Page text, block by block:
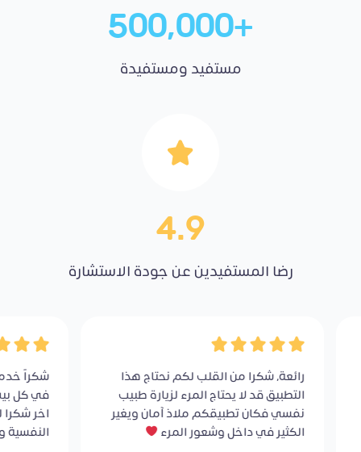
+500,000
مستفيد ومستفيدة
4.9
رضا المستفيدين عن جودة الاستشارة
رائعة، شكرا من القلب لكم نحتاج هذا
التطبيق قد لا يحتاج المرء لزيارة طبيب
نفسي فكان تطبيقكم ملاذ آمان ويغير
الكثير في داخل وشعور المرء
شكراً
في كل
اخر
النفسية